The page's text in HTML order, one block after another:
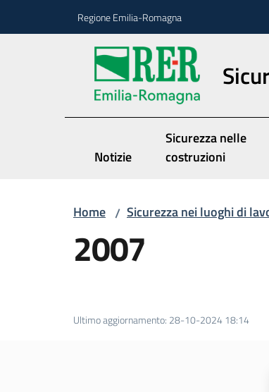
Regione Emilia-Romagna
Notizie
Sicurezza nelle
costruzioni
Home / Sicurezza nei luoghi di
2007
Ultimo aggiornamento: 28-10-2024 18:14